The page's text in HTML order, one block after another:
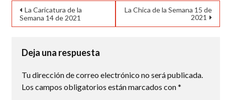
Navegación
de
entradas
La Caricatura de la
Semana 14 de 2021
La Chica de la Semana 15 de
2021
Deja una respuesta
Tu dirección de correo electrónico no será publicada.
Los campos obligatorios están marcados con*